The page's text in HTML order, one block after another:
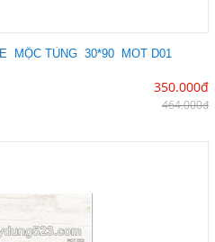
MỘC TÙNG 30*90 MOT D01
350.000đ
464.000đ